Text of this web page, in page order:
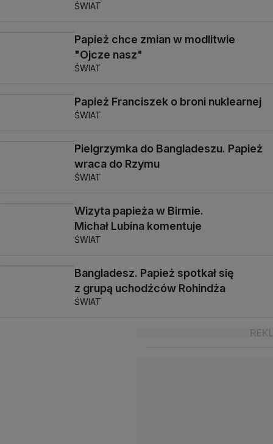
ŚWIAT
Papież chce zmian w modlitwie
"Ojcze nasz"
ŚWIAT
Papież Franciszek o broni nuklearnej
ŚWIAT
Pielgrzymka do Bangladeszu. Papież
wraca do Rzymu
ŚWIAT
Wizyta papieża w Birmie.
Michał Lubina komentuje
ŚWIAT
Bangladesz. Papież spotkał się
z grupą uchodźców Rohindża
ŚWIAT